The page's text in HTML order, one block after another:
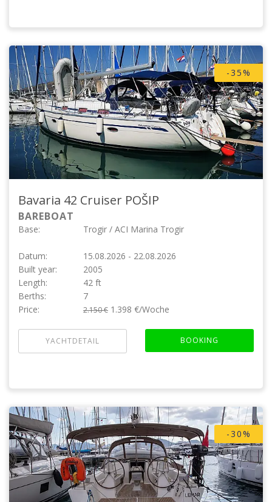
-35%
Bavaria 42 Cruiser POŠIP
BAREBOAT
Base: Trogir / ACI Marina Trogir
Datum:
15.08.2026 - 22.08.2026
Built year:
2005
Length:
42 ft
Berths:
7
Price:
2.150 € 1.398 €/Woche
YACHTDETAIL BOOKING
-30%